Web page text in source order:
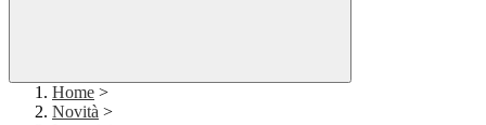
Home >
Novità >